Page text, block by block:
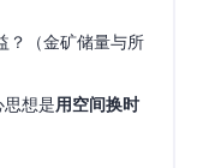
？（金矿储量与所
想是用空间换时